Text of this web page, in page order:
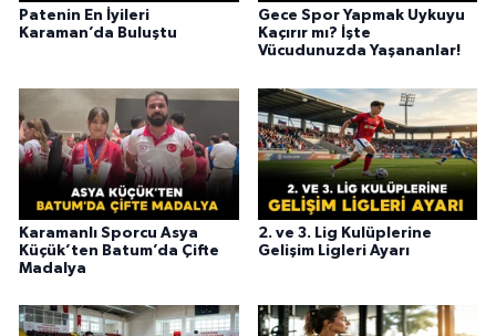
Patenin En İyileri
Karaman’da Buluştu
Gece Spor Yapmak Uykuyu
Kaçırır mı? İşte
Vücudunuzda Yaşananlar!
Karamanlı Sporcu Asya
Küçük’ten Batum’da Çifte
Madalya
2. ve 3. Lig Kulüplerine
Gelişim Ligleri Ayarı